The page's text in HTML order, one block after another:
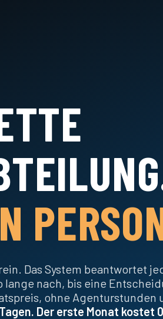
Das System beantwortet
nach, bis eine
ohne Agenturstunden
Der erste Monat kostet